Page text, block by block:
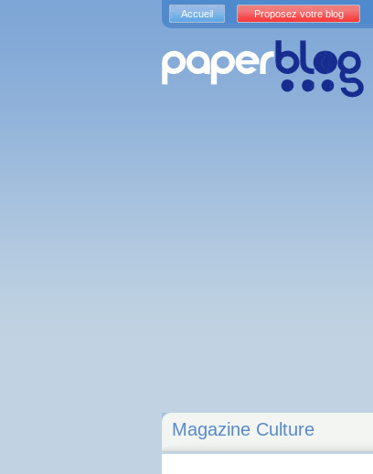
Magazine Culture
Accueil Proposez votre blog